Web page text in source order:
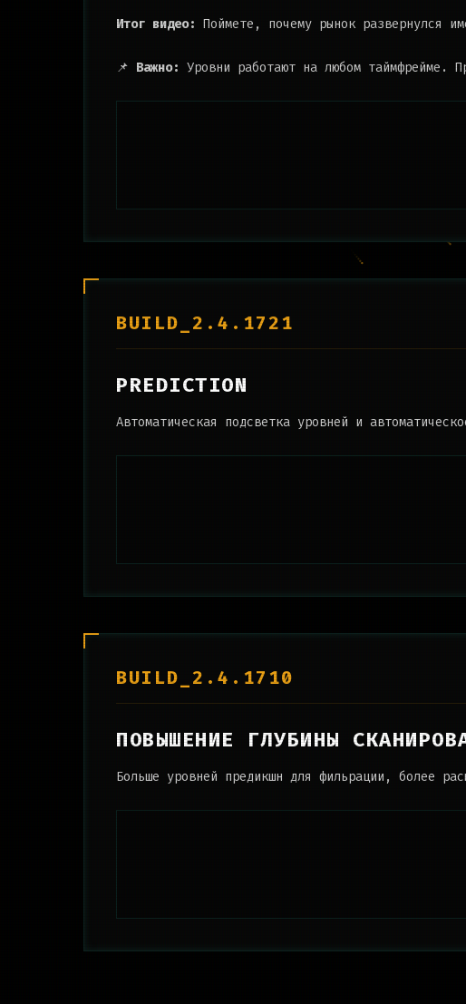
Итог видео: Поймете, почему рынок развернулся
📌 Важно: Уровни работают на любом таймфрейме.
BUILD_2.4.1721
PREDICTION
Автоматическая подсветка уровней и
BUILD_2.4.1710
ПОВЫШЕНИЕ ГЛУБИНЫ
Больше уровней предикшн для фильрации, более